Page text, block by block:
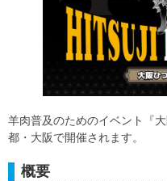
羊肉普及のためのイベント『
都・大阪で開催されます。
概要